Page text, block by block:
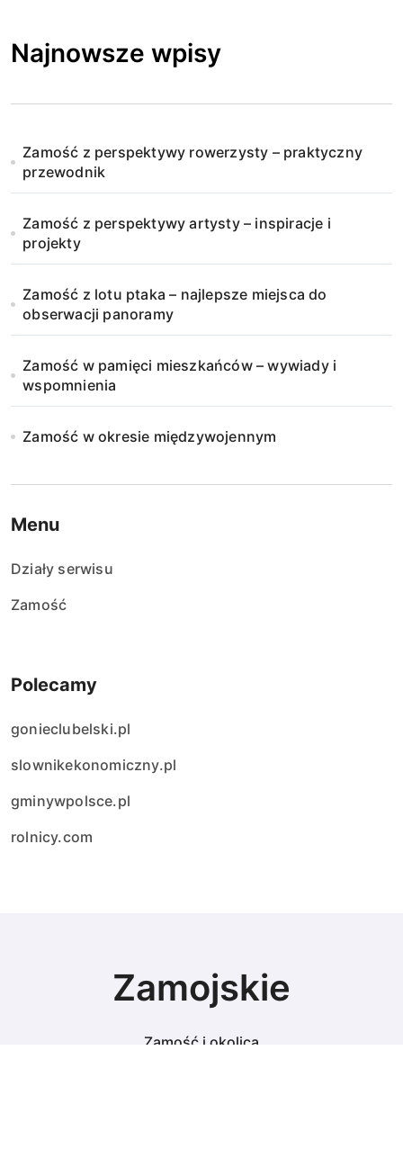
Najnowsze wpisy
Zamość z perspektywy rowerzysty – praktyczny
przewodnik
Zamość z perspektywy artysty – inspiracje i
projekty
Zamość z lotu ptaka – najlepsze miejsca do
obserwacji panoramy
Zamość w pamięci mieszkańców – wywiady i
wspomnienia
Zamość w okresie międzywojennym
Menu
Działy serwisu
Zamość
Polecamy
gonieclubelski.pl
slownikekonomiczny.pl
gminywpolsce.pl
rolnicy.com
Zamojskie
Zamość i okolica